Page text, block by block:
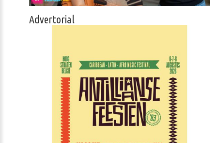
Advertorial